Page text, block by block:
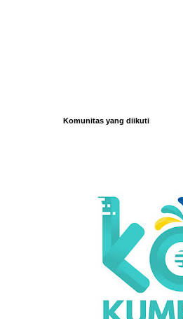
Komunitas yang diikuti